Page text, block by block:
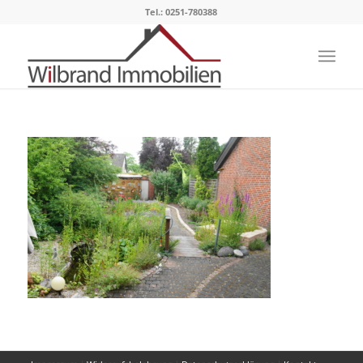
Tel.: 0251-780388